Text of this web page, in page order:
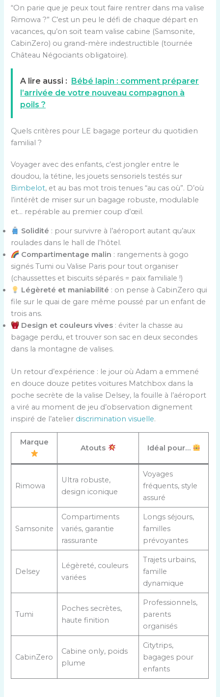
“On parie que je peux tout faire rentrer dans ma valise
Rimowa ?” C’est un peu le défi de chaque départ en
vacances, qu’on soit team valise cabine (Samsonite,
CabinZero) ou grand-mère indestructible (tournée
Château Négociants obligatoire).
A lire aussi :
Bébé lapin : comment préparer
l’arrivée de votre nouveau compagnon à
poils ?
Quels critères pour LE bagage porteur du quotidien
familial ?
Voyager avec des enfants, c’est jongler entre le
doudou, la tétine, les jouets sensoriels testés sur
Bimbelot, et au bas mot trois tenues “au cas où”. D’où
l’intérêt de miser sur un bagage robuste, modulable
et… repérable au premier coup d’œil.
Solidité : pour survivre à l’aéroport autant qu’aux
roulades dans le hall de l’hôtel.
Compartimentage malin : rangements à gogo
signés Tumi ou Valise Paris pour tout organiser
(chaussettes et biscuits séparés = paix familiale !)
Légèreté et maniabilité : on pense à CabinZero qui
file sur le quai de gare même poussé par un enfant de
trois ans.
Design et couleurs vives : éviter la chasse au
bagage perdu, et trouver son sac en deux secondes
dans la montagne de valises.
Un retour d’expérience : le jour où Adam a emmené
en douce douze petites voitures Matchbox dans la
poche secrète de la valise Delsey, la fouille à l’aéroport
a viré au moment de jeu d’observation dignement
inspiré de l’atelier discrimination visuelle.
Marque
Atouts Idéal pour…
Rimowa
Ultra robuste,
design iconique
Voyages
fréquents, style
assuré
Samsonite
Compartiments
variés, garantie
rassurante
Longs séjours,
familles
prévoyantes
Delsey
Légèreté, couleurs
variées
Trajets urbains,
famille
dynamique
Tumi
Poches secrètes,
haute finition
Professionnels,
parents
organisés
CabinZero
Cabine only, poids
plume
Citytrips,
bagages pour
enfants